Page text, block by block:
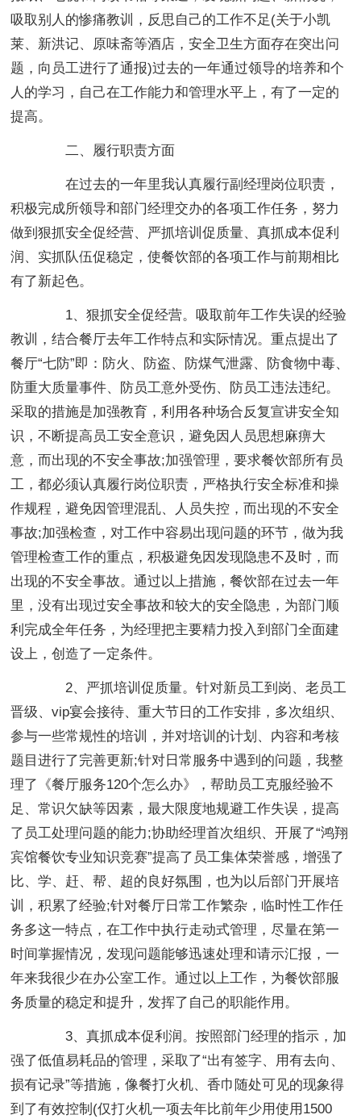
吸取别人的惨痛教训，反思自己的工作不足(关于小凯
莱、新洪记、原味斋等酒店，安全卫生方面存在突出问
题，向员工进行了通报)过去的一年通过领导的培养和个
人的学习，自己在工作能力和管理水平上，有了一定的
提高。
二、履行职责方面
在过去的一年里我认真履行副经理岗位职责，
积极完成所领导和部门经理交办的各项工作任务，努力
做到狠抓安全促经营、严抓培训促质量、真抓成本促利
润、实抓队伍促稳定，使餐饮部的各项工作与前期相比
有了新起色。
1、狠抓安全促经营。吸取前年工作失误的经验
教训，结合餐厅去年工作特点和实际情况。重点提出了
餐厅“七防”即：防火、防盗、防煤气泄露、防食物中毒、
防重大质量事件、防员工意外受伤、防员工违法违纪。
采取的措施是加强教育，利用各种场合反复宣讲安全知
识，不断提高员工安全意识，避免因人员思想麻痹大
意，而出现的不安全事故;加强管理，要求餐饮部所有员
工，都必须认真履行岗位职责，严格执行安全标准和操
作规程，避免因管理混乱、人员失控，而出现的不安全
事故;加强检查，对工作中容易出现问题的环节，做为我
管理检查工作的重点，积极避免因发现隐患不及时，而
出现的不安全事故。通过以上措施，餐饮部在过去一年
里，没有出现过安全事故和较大的安全隐患，为部门顺
利完成全年任务，为经理把主要精力投入到部门全面建
设上，创造了一定条件。
2、严抓培训促质量。针对新员工到岗、老员工
晋级、vip宴会接待、重大节日的工作安排，多次组织、
参与一些常规性的培训，并对培训的计划、内容和考核
题目进行了完善更新;针对日常服务中遇到的问题，我整
理了《餐厅服务120个怎么办》，帮助员工克服经验不
足、常识欠缺等因素，最大限度地规避工作失误，提高
了员工处理问题的能力;协助经理首次组织、开展了“鸿翔
宾馆餐饮专业知识竞赛”提高了员工集体荣誉感，增强了
比、学、赶、帮、超的良好氛围，也为以后部门开展培
训，积累了经验;针对餐厅日常工作繁杂，临时性工作任
务多这一特点，在工作中执行走动式管理，尽量在第一
时间掌握情况，发现问题能够迅速处理和请示汇报，一
年来我很少在办公室工作。通过以上工作，为餐饮部服
务质量的稳定和提升，发挥了自己的职能作用。
3、真抓成本促利润。按照部门经理的指示，加
强了低值易耗品的管理，采取了“出有签字、用有去向、
损有记录”等措施，像餐打火机、香巾随处可见的现象得
到了有效控制(仅打火机一项去年比前年少用使用1500